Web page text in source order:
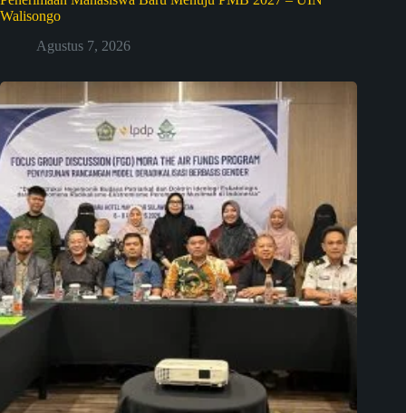
Walisongo
Agustus 7, 2026